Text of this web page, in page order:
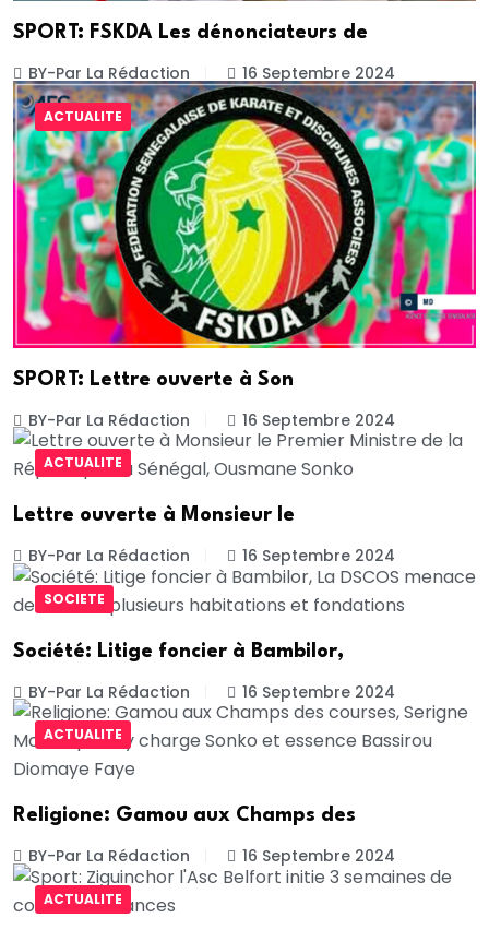
SPORT: FSKDA Les dénonciateurs de
BY-Par La Rédaction 16 Septembre 2024
ACTUALITE
SPORT: Lettre ouverte à Son
BY-Par La Rédaction 16 Septembre 2024
ACTUALITE
Lettre ouverte à Monsieur le
BY-Par La Rédaction 16 Septembre 2024
SOCIETE
Société: Litige foncier à Bambilor,
BY-Par La Rédaction 16 Septembre 2024
ACTUALITE
Religione: Gamou aux Champs des
BY-Par La Rédaction 16 Septembre 2024
ACTUALITE